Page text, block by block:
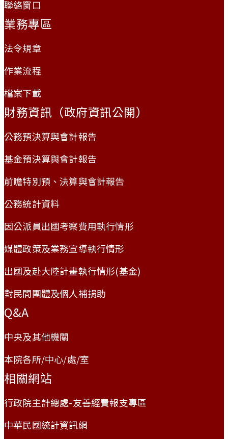
聯絡窗口
業務專區
法令規章
作業流程
檔案下載
財務資訊（政府資訊公開）
公務預決算與會計報告
基金預決算與會計報告
前瞻特別預、決算與會計報告
公務統計資料
因公派員出國考察費用執行情形
媒體政策及業務宣導執行情形
出國及赴大陸計畫執行情形(基金)
對民間團體及個人補捐助
Q&A
中央及其他機關
本院各所/中心/處/室
相關網站
行政院主計總處-友善經費報支專區
中華民國統計資訊網